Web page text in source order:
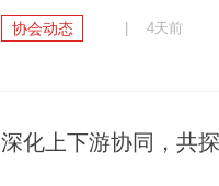
协会动态 | 4天前
深化上下游协同，共